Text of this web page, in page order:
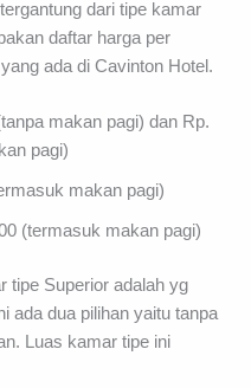
dari tipe kamar
daftar harga per
ada di Cavinton Hotel.
makan pagi) dan Rp.
pagi)
makan pagi)
(termasuk makan pagi)
tipe Superior adalah yg
ada dua pilihan yaitu tanpa
Luas kamar tipe ini